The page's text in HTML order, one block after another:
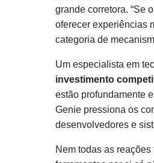
grande corretora. “Se
oferecer experiências
categoria de
Um especialista em
investimento
estão profundamente
Genie pressiona os
desenvolvedores e
Nem todas as